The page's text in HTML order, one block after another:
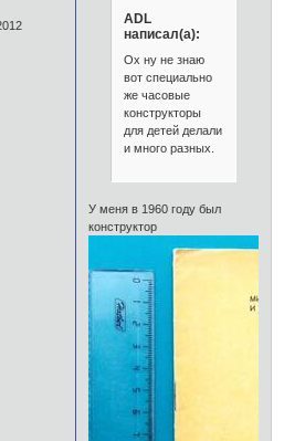
ADL
написал(а):
Ох ну не знаю
вот специально
же часовые
конструкторы
для детей делали
и много разных.
У меня в 1960 году был
конструктор